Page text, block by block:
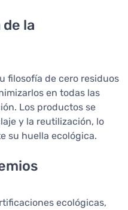
la
filosofía de cero residuos
en todas las
Los productos se
y la reutilización, lo
su huella ecológica.
ecológicas,